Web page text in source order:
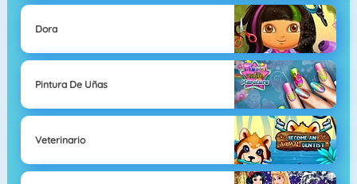
Dora
Pintura De Uñas
Veterinario